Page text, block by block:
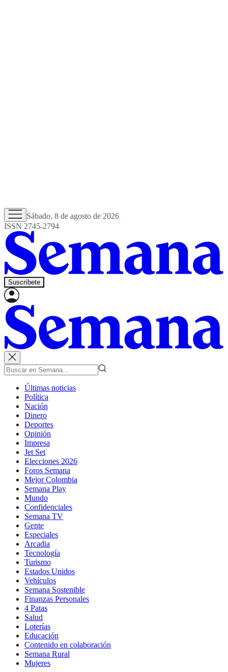
Sábado, 8 de agosto de 2026
ISSN 2745-2794
Suscríbete
Últimas noticias
Política
Nación
Dinero
Deportes
Opinión
Impresa
Jet Set
Elecciones 2026
Foros Semana
Mejor Colombia
Semana Play
Mundo
Confidenciales
Semana TV
Gente
Especiales
Arcadia
Tecnología
Turismo
Estados Unidos
Vehículos
Semana Sostenible
Finanzas Personales
4 Patas
Salud
Loterías
Educación
Contenido en colaboración
Semana Rural
Mujeres